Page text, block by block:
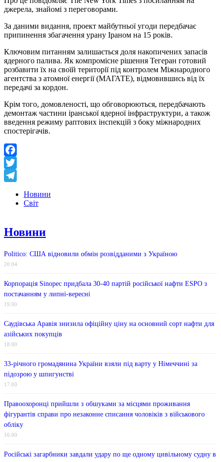
джерела, знайомі з переговорами.
За даними видання, проект майбутньої угоди передбачає
припинення збагачення урану Іраном на 15 років.
Ключовим питанням залишається доля накопичених запасів
ядерного палива. Як компромісне рішення Тегеран готовий
розбавити їх на своїй території під контролем Міжнародного
агентства з атомної енергії (МАГАТЕ), відмовившись від їх
передачі за кордон.
Крім того, домовленості, що обговорюються, передбачають
демонтаж частини іранської ядерної інфраструктури, а також
введення режиму раптових інспекцій з боку міжнародних
спостерігачів.
Facebook
Twitter
Новини
Світ
Новини
Politico: США відновили обмін розвідданими з Україною
20:04
Корпорація Sinopec придбала 30-40 партій російської нафти ESPO з
постачанням у липні-вересні
19:00
Саудівська Аравія знизила офіційну ціну на основний сорт нафти для
азійських покупців
18:00
33-річного громадянина України взяли під варту у Німеччині за
підозрою у шпигунстві
17:00
Правоохоронці прийшли з обшуками за місцями проживання
фігурантів справи про незаконне списання чоловіків з військового
обліку
16:00
Російські загарбники завдали удару по ще одному цивільному судну в